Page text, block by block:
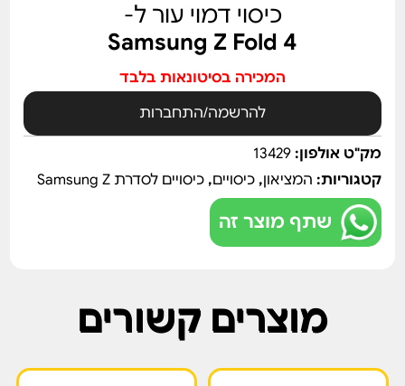
כיסוי דמוי עור ל-
Samsung Z Fold 4
המכירה בסיטונאות בלבד
להרשמה/התחברות
מק"ט אולפון:13429
קטגוריות: המציאון,כיסויים,כיסויים לסדרת Samsung Z
שתף מוצר זה
מוצרים קשורים